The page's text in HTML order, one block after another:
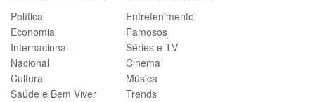
Política
Economia
Internacional
Nacional
Cultura
Saúde e Bem Viver
Entretenimento
Famosos
Séries e TV
Cinema
Música
Trends